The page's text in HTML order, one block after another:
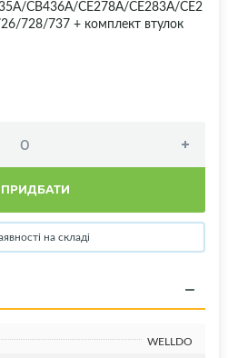
CB436A/CE278A/CE283A/CE2
728/737 + комплект втулок
ПРИДБАТИ
на складі
WELLDO